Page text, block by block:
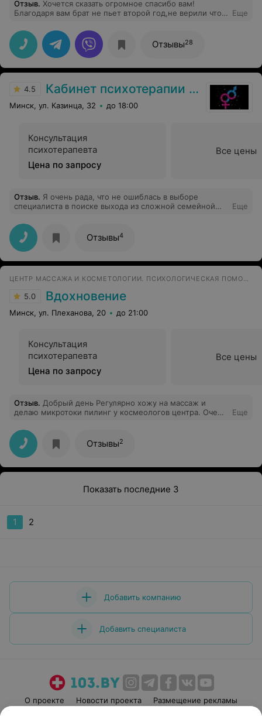
Отзыв. Хочется сказать огромное спасибо вам!
Благодаря вам брат не пьет второй год,не верили что
жизнь, работа семья.надеемся что и в дальнейшем не
будет такой зависимости ведь это очень страшноо
когда родные пьют.
Еще
Отзывы28
4.5 Кабинет психотерапии Химко Олега
Минск, ул. Казинца, 32 до 18:00
Консультация
психотерапевта
Цена по запросу
Все цены
Отзыв. Я очень рада, что не ошиблась в выборе
специалиста в поиске выхода из сложной семейной
работе с людьми и их проблемами очень важны
способности чувствовать и сочувствовать,
поддерживать и вдохновлять, и у Олега Григорьевича
они определённо есть. Я очень благодарна ему за
помощь. Мы ещё в процессе работы, но направление
Еще
Отзывы4
ЦЕНТР МАССАЖА И КОСМЕТОЛОГИИ. ПСИХОЛОГИЧЕСКАЯ ПОМОЩЬ
5.0 Вдохновение
Минск, ул. Плеханова, 20 до 21:00
Консультация
психотерапевта
Цена по запросу
Все цены
Отзыв. Добрый день Регулярно хожу на массаж и
делаю микротоки пилинг у космеологов центра. Очень
персоналом.
Еще
Отзывы2
Показать последние 3
1 2
Добавить компанию
Добавить специалиста
О проекте Новости проекта
Размещение рекламы